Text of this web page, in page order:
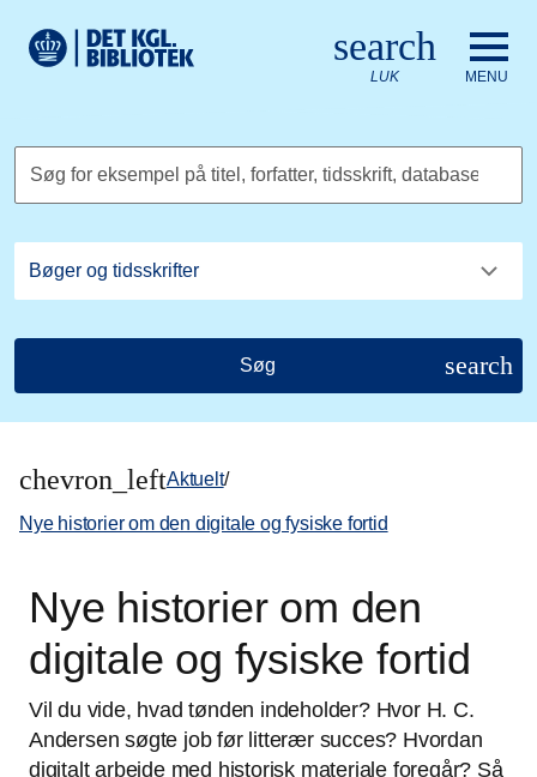
Det Kongelige Biblioteks logo. Gå til Det Kongelige
search
LUK MENU
Søg for eksempel på titel, forfatter, tidsskrift, database
Søg search
chevron_leftAktuelt/
Nye historier om den digitale og fysiske fortid
Nye historier om den
digitale og fysiske fortid
Vil du vide, hvad tønden indeholder? Hvor H. C.
Andersen søgte job før litterær succes? Hvordan
digitalt arbejde med historisk materiale foregår? Så